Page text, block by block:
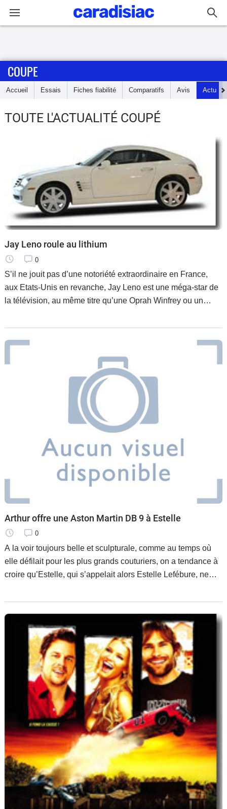
Accueil
Essais
Electriques
Utilitaires
Flottes
Auto
Services
Forum
Moto
COUPE
Accueil Essais Fiches fiabilité Comparatifs Avis Actu
TOUTE L'ACTUALITÉ COUPÉ
Jay Leno roule au lithium
0
S’il ne jouit pas d’une notoriété extraordinaire en France,
aux Etats-Unis en revanche, Jay Leno est une méga-star de
la télévision, au même titre qu’une Oprah Winfrey ou un
Arthur offre une Aston Martin DB 9 à Estelle
0
A la voir toujours belle et sculpturale, comme au temps où
elle défilait pour les plus grands couturiers, on a tendance à
croire qu’Estelle, qui s’appelait alors Estelle Lefébure, ne